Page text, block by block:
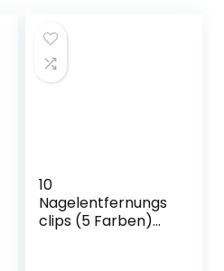
10
Nagelentfernungs
clips (5 Farben)